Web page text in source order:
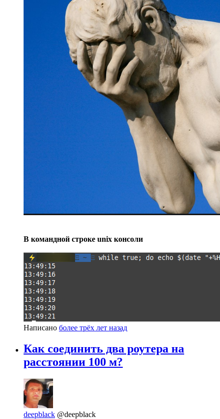
В командной строке unix консоли
Написано более трёх лет назад
Как соединить два роутера на
расстоянии 100 м?
deepblack @deepblack